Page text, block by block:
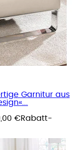
Garnitur aus
€Rabatt-